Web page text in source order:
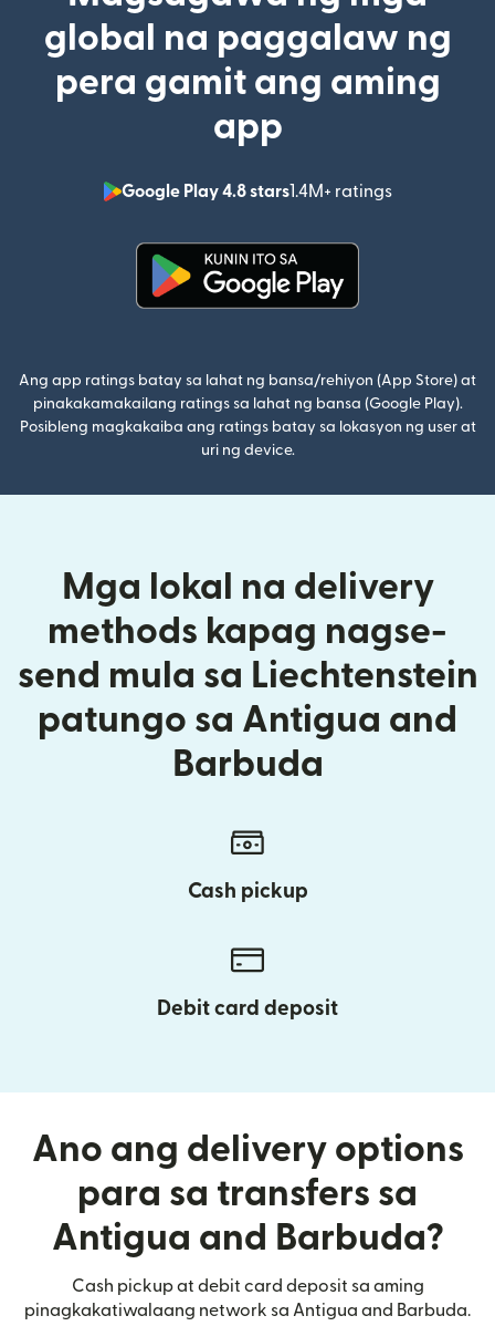
global na paggalaw ng
pera gamit ang aming
app
Google Play 4.8 stars1.4M+ ratings
(bubukas
Ang app ratings batay sa lahat ng bansa/rehiyon (App Store) at
pinakakamakailang ratings sa lahat ng bansa (Google Play).
Posibleng magkakaiba ang ratings batay sa lokasyon ng user at
uri ng device.
Mga lokal na delivery
methods kapag nagse-
send mula sa Liechtenstein
patungo sa Antigua and
Barbuda
Cash pickup
Debit card deposit
Ano ang delivery options
para sa transfers sa
Antigua and Barbuda?
Cash pickup at debit card deposit sa aming
pinagkakatiwalaang network sa Antigua and Barbuda.